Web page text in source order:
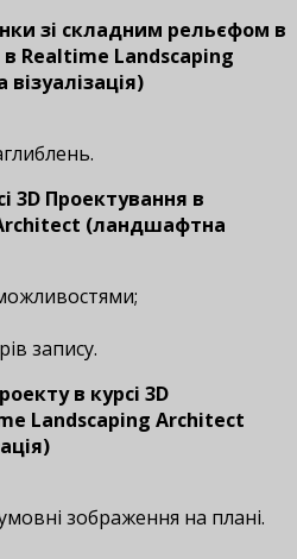
зі складним рельєфом в
Realtime Landscaping
3D Проектування в
(ландшафтна
запису.
в курсі 3D
Landscaping Architect
зображення на плані.